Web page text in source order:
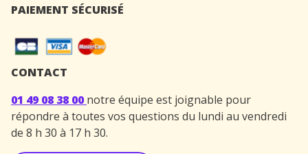
PAIEMENT SÉCURISÉ
CONTACT
01 49 08 38 00 notre équipe est joignable pour
répondre à toutes vos questions du lundi au vendredi
de 8 h 30 à 17 h 30.